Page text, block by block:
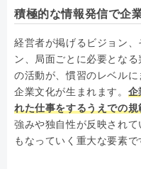
積極的な情報発信で企
経営者が掲げるビジョン
ン、局面ごとに必要とな
の活動が、慣習のレベル
企業文化が生まれます。 企
れた仕事をするうえでの
強みや独自性が反映され
もなっていく重大な要素で